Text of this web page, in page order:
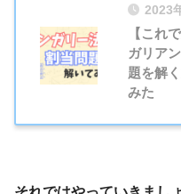
2023
【これ
ガリア
題を解
みた